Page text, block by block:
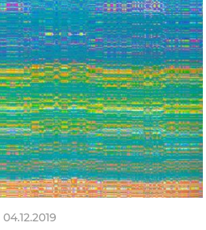
04.12.2019